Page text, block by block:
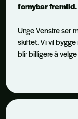
fornybar fremtid.
Unge Venstre ser
skiftet. Vi vil
blir billigere å